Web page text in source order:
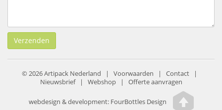
Verzenden
© 2026 Artipack Nederland | Voorwaarden | Contact |
Nieuwsbrief| Webshop| Offerte aanvragen
webdesign & development:FourBottles Design